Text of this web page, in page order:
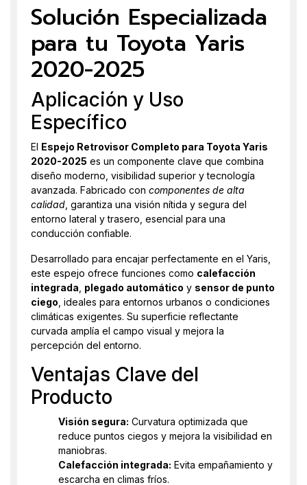
Solución Especializada
para tu Toyota Yaris
2020-2025
Aplicación y Uso
Específico
El Espejo Retrovisor Completo para Toyota Yaris
2020-2025 es un componente clave que combina
diseño moderno, visibilidad superior y tecnología
avanzada. Fabricado con componentes de alta
calidad , garantiza una visión nítida y segura del
entorno lateral y trasero, esencial para una
conducción confiable.
Desarrollado para encajar perfectamente en el Yaris,
este espejo ofrece funciones como calefacción
integrada plegado automático y sensor de punto
ciego , ideales para entornos urbanos o condiciones
climáticas exigentes. Su superficie reflectante
curvada amplía el campo visual y mejora la
percepción del entorno.
Ventajas Clave del
Producto
Visión segura: Curvatura optimizada que
reduce puntos ciegos y mejora la visibilidad en
maniobras.
Calefacción integrada: Evita empañamiento y
escarcha en climas fríos.